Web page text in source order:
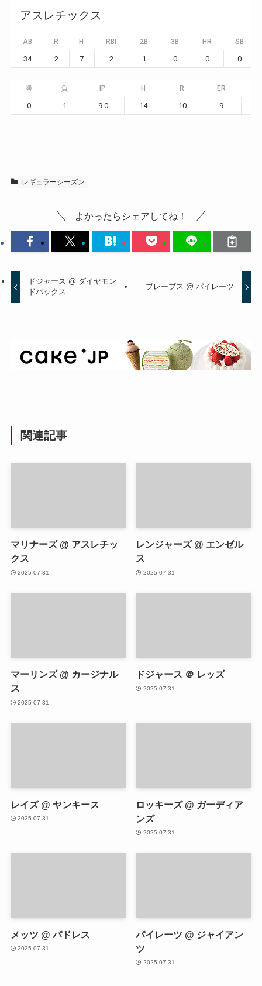
アスレチックス
AB R H RBI 2B 3B HR SB
34 2 7 2 1 0 0 0
勝 負 IP H R ER
0 1 9.0 14 10 9
レギュラーシーズン
よかったらシェアしてね！
ドジャース @ ダイヤモン
ドバックス
ブレーブス @ パイレーツ
関連記事
マリナーズ @ アスレチッ
クス
2025-07-31
レンジャーズ @ エンゼル
ス
2025-07-31
マーリンズ @ カージナル
ス
2025-07-31
ドジャース ＠ レッズ
2025-07-31
レイズ @ ヤンキース
2025-07-31
ロッキーズ @ ガーディア
ンズ
2025-07-31
メッツ @ パドレス
2025-07-31
パイレーツ @ ジャイアン
ツ
2025-07-31